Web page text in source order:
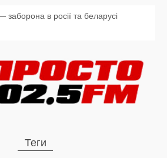
заборона в росії та беларусі
Теги